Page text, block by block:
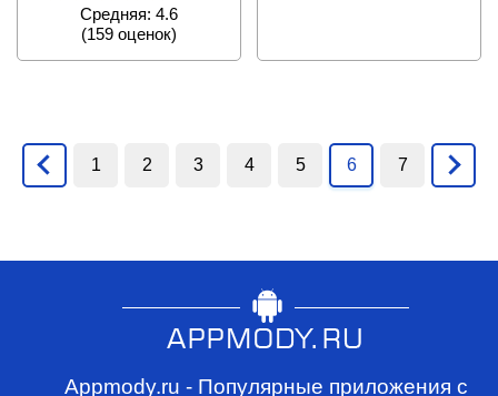
Средняя: 4.6
(159 оценок)
1 2 3 4 5 6 7
Appmody.ru - Популярные приложения с